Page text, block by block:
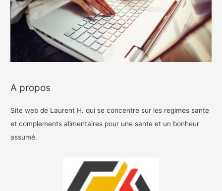
A propos
Site web de Laurent H. qui se concentre sur les regimes sante
et complements alimentaires pour une sante et un bonheur
assumé.